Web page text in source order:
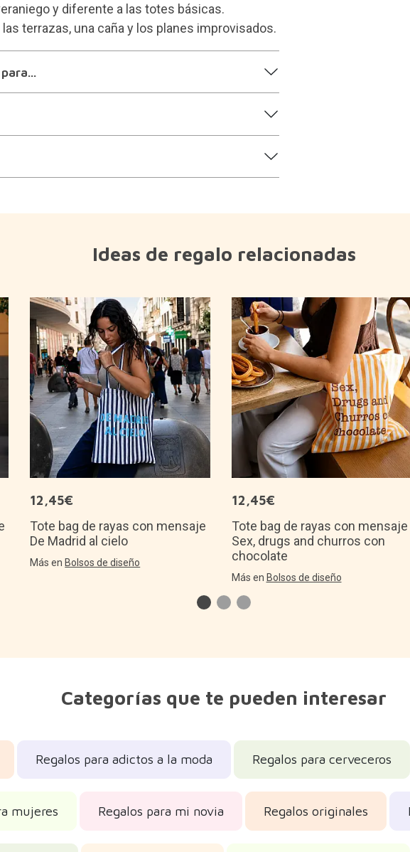
y diferente a las totes básicas.
terrazas, una caña y los planes improvisados.
Ideas de regalo relacionadas
12,45€
Tote bag de rayas con mensaje
De Madrid al cielo
Más en Bolsos de diseño
12,45€
Tote bag de rayas con mensaje
Sex, drugs and churros con
chocolate
Más en Bolsos de diseño
Categorías que te pueden interesar
Regalos para adictos a la moda Regalos para cerveceros
mujeres Regalos para mi novia Regalos originales